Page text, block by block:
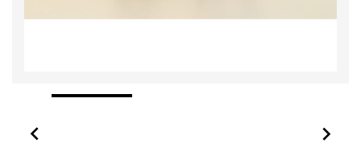
 